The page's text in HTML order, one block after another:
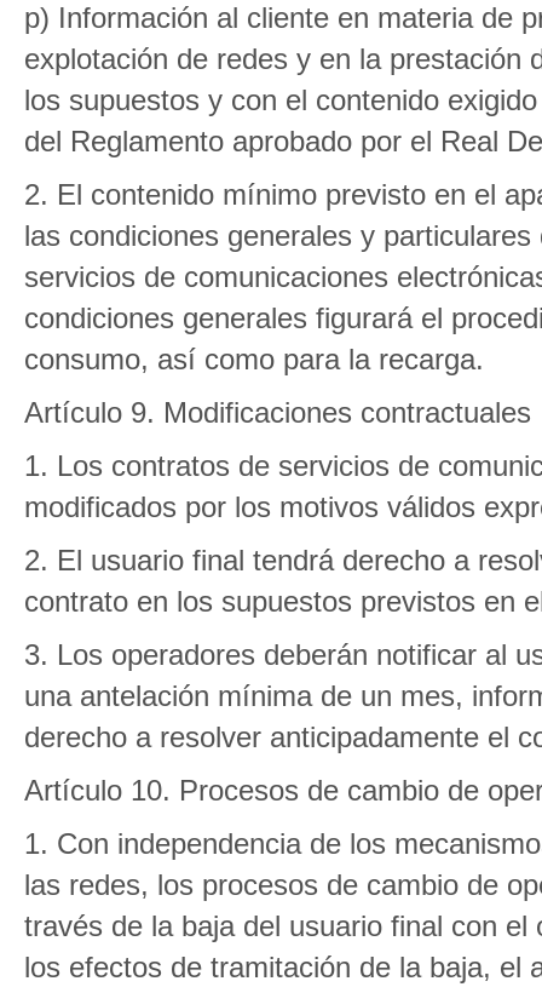
p) Información al cliente en materia de
explotación de redes y en la prestación
los supuestos y con el contenido
del Reglamento aprobado por el Real
2. El contenido mínimo previsto en el
las condiciones generales y
servicios de comunicaciones
condiciones generales figurará el
consumo, así como para la recarga.
Artículo 9. Modificaciones contractuales
1. Los contratos de servicios de
modificados por los motivos válidos
2. El usuario final tendrá derecho a
contrato en los supuestos previstos en
3. Los operadores deberán notificar al
una antelación mínima de un mes,
derecho a resolver anticipadamente el
Artículo 10. Procesos de cambio de
1. Con independencia de los
las redes, los procesos de cambio de
través de la baja del usuario final con
los efectos de tramitación de la baja, el